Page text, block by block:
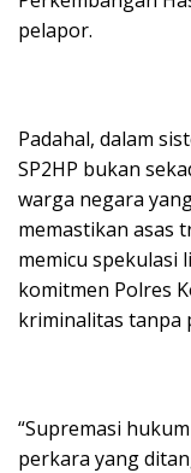
pelapor.
Padahal, dalam
SP2HP bukan
warga negara
memastikan asas
memicu spekulasi
komitmen Polres
kriminalitas tanpa
“Supremasi
perkara yang